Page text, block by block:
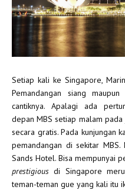
Setiap kali ke Singapore,
Pemandangan siang
cantiknya. Apalagi ada
depan MBS setiap malam
secara gratis. Pada kunjungan
pemandangan di sekitar
Sands Hotel. Bisa mempunyai
prestigious di Singapore
teman-teman gue yang kali itu